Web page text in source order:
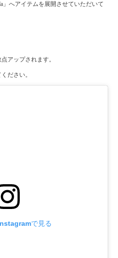
」へアイテムを展開させていただいて
アップされます。
ださい。
で見る